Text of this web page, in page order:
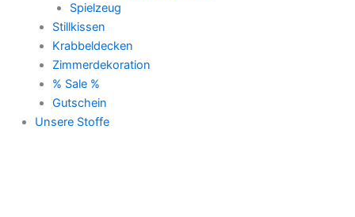
Spielzeug
Stillkissen
Krabbeldecken
Zimmerdekoration
% Sale %
Gutschein
Unsere Stoffe